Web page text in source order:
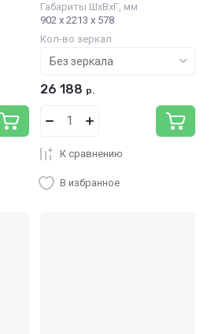
Габариты ШхВхГ, мм
902 х 2213 х 578
Кол-во зеркал
26 188 р.
К сравнению
В избранное